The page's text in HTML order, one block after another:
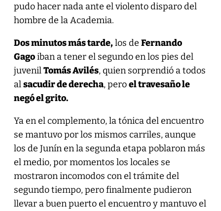
pudo hacer nada ante el violento disparo del
hombre de la Academia.
Dos minutos más tarde,los de Fernando
Gagoiban a tener el segundo en los pies del
juvenilTomás Avilés, quien sorprendió a todos
alsacudir de derecha, peroel travesaño le
negó el grito.
Ya en el complemento, la tónica del encuentro
se mantuvo por los mismos carriles, aunque
los de Junín en la segunda etapa poblaron más
el medio, por momentos los locales se
mostraron incomodos con el trámite del
segundo tiempo, pero finalmente pudieron
llevar a buen puerto el encuentro y mantuvo el